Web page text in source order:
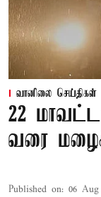
வானிலை செய்திகள்
22
வரை
Published on: 06 Aug